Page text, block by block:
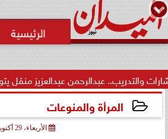
عبدالرحمن عبدالعزيز منقل يتوج...
المرأة والمنوعات
الأربعاء، 29 أكتوبر 2025